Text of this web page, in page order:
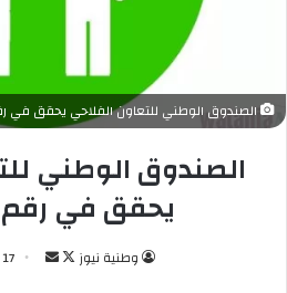
الصندوق الوطني للتعاون الفلاحي يحقق في
الصندوق الوطني
يحقق في رقم
وطنية نيوز
ت
17 يونيو، 2017